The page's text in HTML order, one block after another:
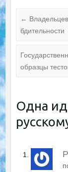
←
бдительности
образцы
Одна